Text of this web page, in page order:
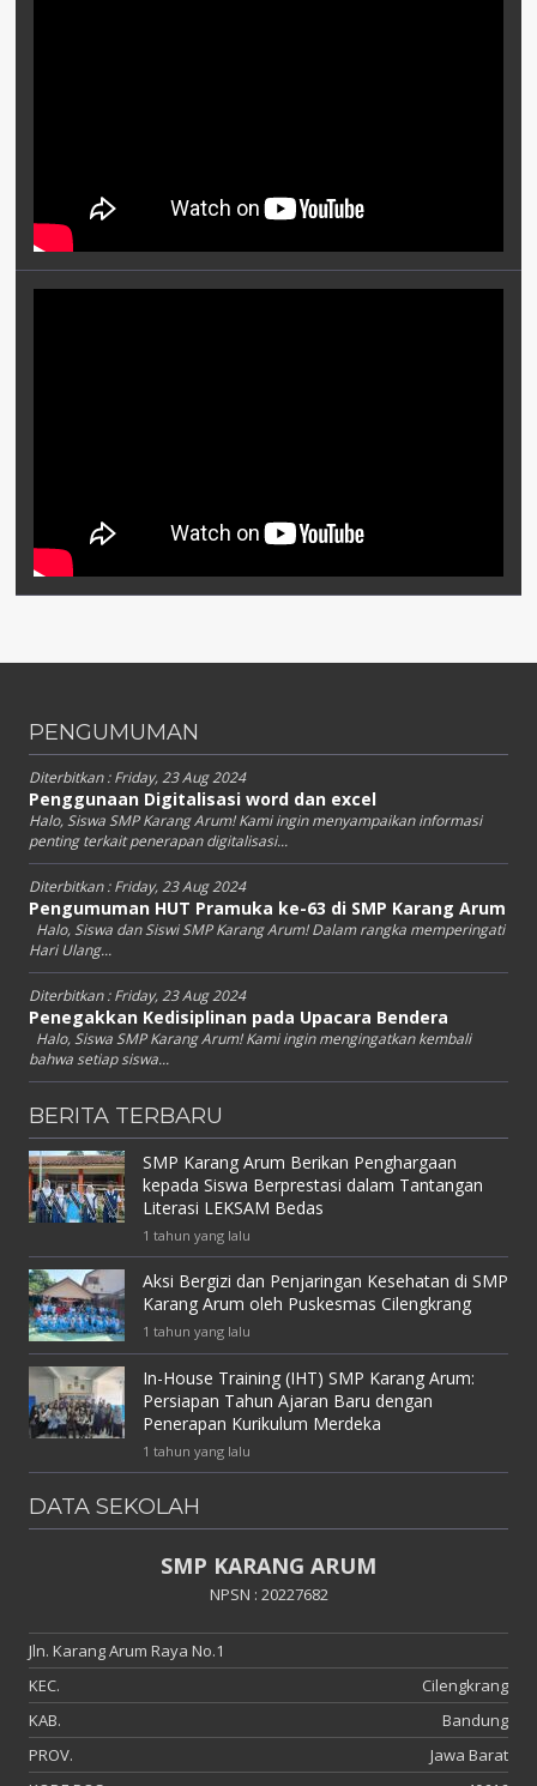
PENGUMUMAN
Diterbitkan :Friday, 23 Aug 2024
Penggunaan Digitalisasi word dan excel
Halo, Siswa SMP Karang Arum! Kami ingin menyampaikan informasi
penting terkait penerapan digitalisasi...
Diterbitkan :Friday, 23 Aug 2024
Pengumuman HUT Pramuka ke-63 di SMP Karang Arum
Halo, Siswa dan Siswi SMP Karang Arum! Dalam rangka memperingati
Hari Ulang...
Diterbitkan :Friday, 23 Aug 2024
Penegakkan Kedisiplinan pada Upacara Bendera
Halo, Siswa SMP Karang Arum! Kami ingin mengingatkan kembali
bahwa setiap siswa...
BERITA TERBARU
SMP Karang Arum Berikan Penghargaan
kepada Siswa Berprestasi dalam Tantangan
Literasi LEKSAM Bedas
1 tahun yang lalu
Aksi Bergizi dan Penjaringan Kesehatan di SMP
Karang Arum oleh Puskesmas Cilengkrang
1 tahun yang lalu
In-House Training (IHT) SMP Karang Arum:
Persiapan Tahun Ajaran Baru dengan
Penerapan Kurikulum Merdeka
1 tahun yang lalu
DATA SEKOLAH
SMP KARANG ARUM
NPSN : 20227682
Jln. Karang Arum Raya No.1
KEC.
Cilengkrang
KAB.
Bandung
PROV.
Jawa Barat